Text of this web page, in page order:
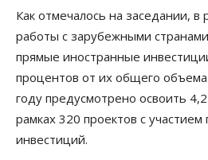
Как отмечалось на заседании, в
работы с зарубежными
прямые иностранные
процентов от их общего
году предусмотрено освоить
рамках 320 проектов с
инвестиций.